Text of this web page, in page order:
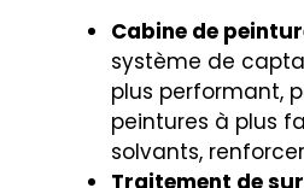
Cabine de
système de
plus performant,
peintures à plus
solvants,
Traitement de